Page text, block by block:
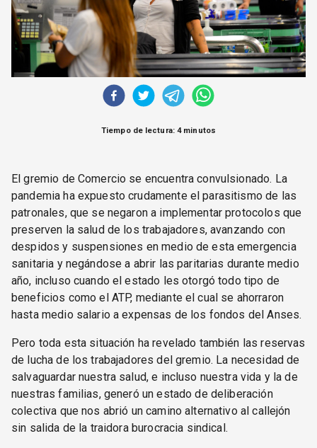
ALTAMIRA RESPONDE
Política Obrera Revista
CONTACTO
Tiempo de lectura: 4 minutos
El gremio de Comercio se encuentra convulsionado. La
pandemia ha expuesto crudamente el parasitismo de las
patronales, que se negaron a implementar protocolos que
preserven la salud de los trabajadores, avanzando con
despidos y suspensiones en medio de esta emergencia
sanitaria y negándose a abrir las paritarias durante medio
año, incluso cuando el estado les otorgó todo tipo de
beneficios como el ATP, mediante el cual se ahorraron
hasta medio salario a expensas de los fondos del Anses.
Pero toda esta situación ha revelado también las reservas
de lucha de los trabajadores del gremio. La necesidad de
salvaguardar nuestra salud, e incluso nuestra vida y la de
nuestras familias, generó un estado de deliberación
colectiva que nos abrió un camino alternativo al callejón
sin salida de la traidora burocracia sindical.